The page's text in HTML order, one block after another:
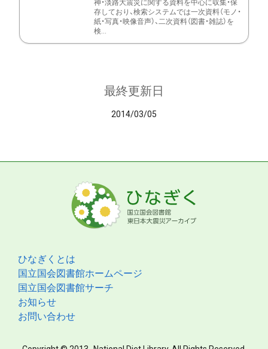
神・淡路大震災に関する資料を中心に収集・保
存しており、検索システムでは一次資料（モノ・
紙・写真・映像音声）、二次資料（図書・雑誌）を
検...
最終更新日
2014/03/05
ひなぎくとは
国立国会図書館ホームページ
国立国会図書館サーチ
お知らせ
お問い合わせ